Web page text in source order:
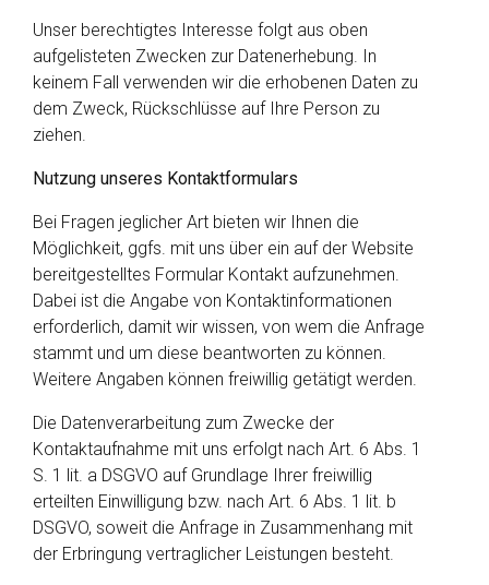
Unser berechtigtes Interesse folgt aus oben
aufgelisteten Zwecken zur Datenerhebung. In
keinem Fall verwenden wir die erhobenen Daten zu
dem Zweck, Rückschlüsse auf Ihre Person zu
ziehen.
Nutzung unseres Kontaktformulars
Bei Fragen jeglicher Art bieten wir Ihnen die
Möglichkeit, ggfs. mit uns über ein auf der Website
bereitgestelltes Formular Kontakt aufzunehmen.
Dabei ist die Angabe von Kontaktinformationen
erforderlich, damit wir wissen, von wem die Anfrage
stammt und um diese beantworten zu können.
Weitere Angaben können freiwillig getätigt werden.
Die Datenverarbeitung zum Zwecke der
Kontaktaufnahme mit uns erfolgt nach Art. 6 Abs. 1
S. 1 lit. a DSGVO auf Grundlage Ihrer freiwillig
erteilten Einwilligung bzw. nach Art. 6 Abs. 1 lit. b
DSGVO, soweit die Anfrage in Zusammenhang mit
der Erbringung vertraglicher Leistungen besteht.